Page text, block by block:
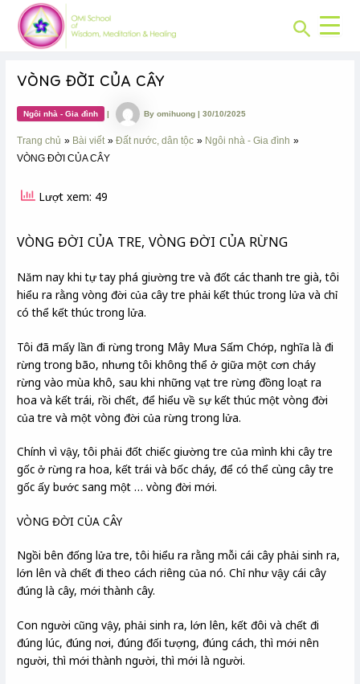
content
Search
VÒNG ĐỜI CỦA CÂY
Ngôi nhà - Gia đình | Byomihuong|30/10/2025
Trang chủ Bài viết Đất nước, dân tộc
Ngôi nhà - Gia đình
VÒNG ĐỜI CỦA CÂY
Lượt xem: 49
VÒNG ĐỜI CỦA TRE, VÒNG ĐỜI CỦA RỪNG
Năm nay khi tự tay phá giường tre và đốt các thanh tre già, tôi
hiểu ra rằng vòng đời của cây tre phải kết thúc trong lửa và chỉ
có thể kết thúc trong lửa.
Tôi đã mấy lần đi rừng trong Mây Mưa Sấm Chớp, nghĩa là đi
rừng trong bão, nhưng tôi không thể ở giữa một cơn cháy
rừng vào mùa khô, sau khi những vạt tre rừng đồng loạt ra
hoa và kết trái, rồi chết, để hiểu về sự kết thúc một vòng đời
của tre và một vòng đời của rừng trong lửa.
Chính vì vậy, tôi phải đốt chiếc giường tre của mình khi cây tre
gốc ở rừng ra hoa, kết trái và bốc cháy, để có thể cùng cây tre
gốc ấy bước sang một … vòng đời mới.
VÒNG ĐỜI CỦA CÂY
Ngồi bên đống lửa tre, tôi hiểu ra rằng mỗi cái cây phải sinh ra,
lớn lên và chết đi theo cách riêng của nó. Chỉ như vậy cái cây
đúng là cây, mới thành cây.
Con người cũng vậy, phải sinh ra, lớn lên, kết đôi và chết đi
đúng lúc, đúng nơi, đúng đối tượng, đúng cách, thì mới nên
người, thì mới thành người, thì mới là người.
Post
navigation
CHUYÊN
MỤC: